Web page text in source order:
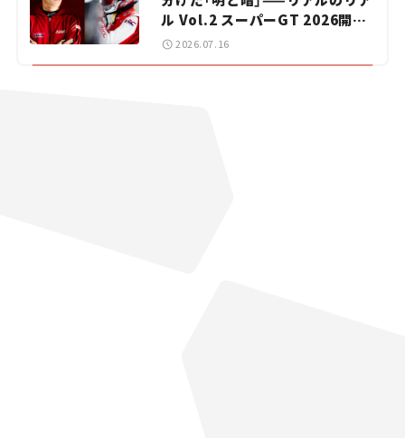
ル Vol.2 スーパーGT 2026開幕
戦 岡山国際サーキット
2026.07.16